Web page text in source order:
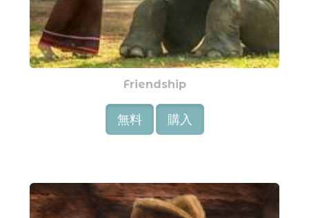
Friendship
無料 購入